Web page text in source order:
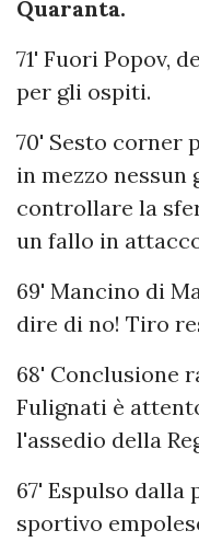
Quaranta.
71' Fuori Popov,
per gli ospiti.
70' Sesto corner
in mezzo nessun
controllare la
un fallo in
69' Mancino di
dire di no! Tiro
68' Conclusione
Fulignati è
l'assedio della
67' Espulso
sportivo